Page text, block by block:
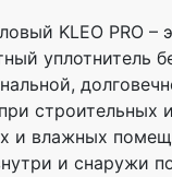
KLEO PRO –
уплотнитель
строительных
и влажных
и снаружи